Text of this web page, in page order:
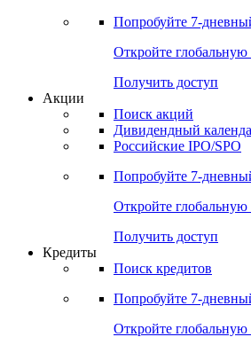
Попробуйте 7-
Откройте
Получить доступ
Акции
Поиск акций
Дивидендный
Российские IPO/SPO
Попробуйте 7-
Откройте
Получить доступ
Кредиты
Поиск кредитов
Попробуйте 7-
Откройте